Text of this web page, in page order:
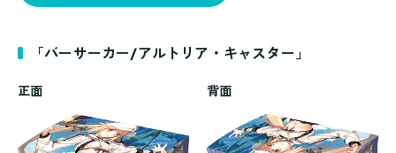
「バーサーカー/アルトリア・キャスター」
正面 背面